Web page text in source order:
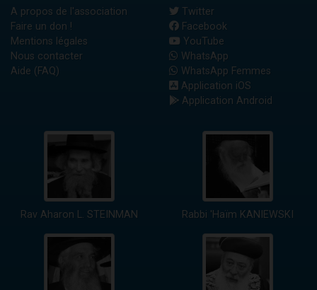
A propos de l'association
Faire un don !
Mentions légales
Nous contacter
Aide (FAQ)
Twitter
Facebook
YouTube
WhatsApp
WhatsApp Femmes
Application iOS
Application Android
Rav Aharon L. STEINMAN Rabbi 'Haïm KANIEWSKI